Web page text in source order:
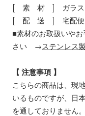
[ 素 材 ] ガラス
[ 配 送 ] 宅配便
■素材のお取扱いや
さい →ステンレス
【 注意事項 】
こちらの商品は、現
いるものですが、日
を通しておりません